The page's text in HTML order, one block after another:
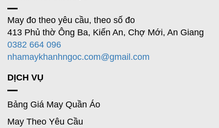
May đo theo yêu cầu, theo số đo
413 Phủ thờ Ông Ba, Kiến An, Chợ Mới, An Giang
0382 664 096
nhamaykhanhngoc.com@gmail.com
DỊCH VỤ
Bảng Giá May Quần Áo
May Theo Yêu Cầu